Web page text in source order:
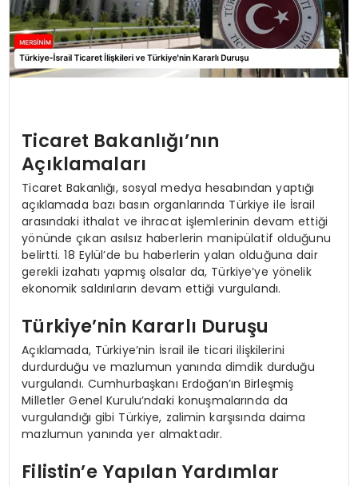
Ticaret Bakanlığı’nın
Açıklamaları
Ticaret Bakanlığı, sosyal medya hesabından yaptığı
açıklamada bazı basın organlarında Türkiye ile İsrail
arasındaki ithalat ve ihracat işlemlerinin devam ettiği
yönünde çıkan asılsız haberlerin manipülatif olduğunu
belirtti. 18 Eylül’de bu haberlerin yalan olduğuna dair
gerekli izahatı yapmış olsalar da, Türkiye’ye yönelik
ekonomik saldırıların devam ettiği vurgulandı.
Türkiye’nin Kararlı Duruşu
Açıklamada, Türkiye’nin İsrail ile ticari ilişkilerini
durdurduğu ve mazlumun yanında dimdik durduğu
vurgulandı. Cumhurbaşkanı Erdoğan’ın Birleşmiş
Milletler Genel Kurulu’ndaki konuşmalarında da
vurgulandığı gibi Türkiye, zalimin karşısında daima
mazlumun yanında yer almaktadır.
Filistin’e Yapılan Yardımlar